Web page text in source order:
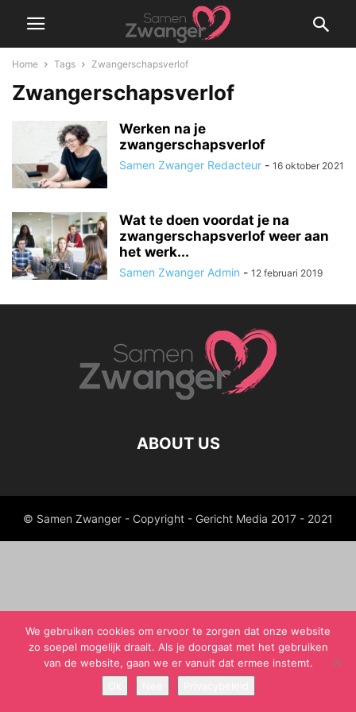
Home Tags Zwangerschapsverlof
Zwangerschapsverlof
Werken na je
zwangerschapsverlof
Samen Zwanger Redacteur - 16 oktober 2021
Wat te doen voordat je na
zwangerschapsverlof weer aan
het werk...
Samen Zwanger Admin - 12 februari 2019
ABOUT US
© Samen Zwanger - Copyright - Gericht Media 2017 - 2021
We gebruiken cookies om ervoor te zorgen dat onze website
zo soepel mogelijk draait. Als je doorgaat met het gebruiken
van de website, gaan we er vanuit dat ermee instemt.